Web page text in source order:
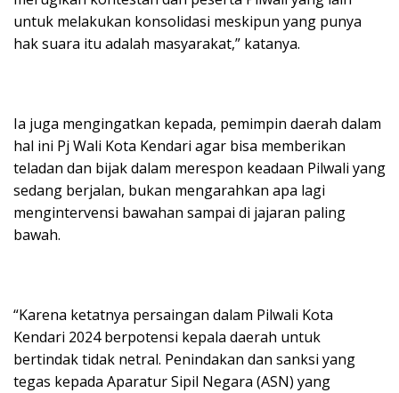
untuk melakukan konsolidasi meskipun yang punya
hak suara itu adalah masyarakat,” katanya.
Ia juga mengingatkan kepada, pemimpin daerah dalam
hal ini Pj Wali Kota Kendari agar bisa memberikan
teladan dan bijak dalam merespon keadaan Pilwali yang
sedang berjalan, bukan mengarahkan apa lagi
mengintervensi bawahan sampai di jajaran paling
bawah.
“Karena ketatnya persaingan dalam Pilwali Kota
Kendari 2024 berpotensi kepala daerah untuk
bertindak tidak netral. Penindakan dan sanksi yang
tegas kepada Aparatur Sipil Negara (ASN) yang